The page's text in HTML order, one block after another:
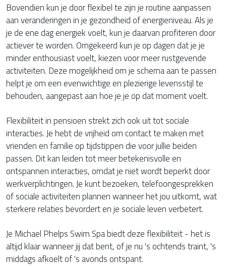
Bovendien kun je door flexibel te zijn je routine aanpassen
aan veranderingen in je gezondheid of energieniveau. Als je
je de ene dag energiek voelt, kun je daarvan profiteren door
actiever te worden. Omgekeerd kun je op dagen dat je je
minder enthousiast voelt, kiezen voor meer rustgevende
activiteiten. Deze mogelijkheid om je schema aan te passen
helpt je om een evenwichtige en plezierige levensstijl te
behouden, aangepast aan hoe je je op dat moment voelt.
Flexibiliteit in pensioen strekt zich ook uit tot sociale
interacties. Je hebt de vrijheid om contact te maken met
vrienden en familie op tijdstippen die voor jullie beiden
passen. Dit kan leiden tot meer betekenisvolle en
ontspannen interacties, omdat je niet wordt beperkt door
werkverplichtingen. Je kunt bezoeken, telefoongesprekken
of sociale activiteiten plannen wanneer het jou uitkomt, wat
sterkere relaties bevordert en je sociale leven verbetert.
Je Michael Phelps Swim Spa biedt deze flexibiliteit - het is
altijd klaar wanneer jij dat bent, of je nu 's ochtends traint, 's
middags afkoelt of 's avonds ontspant.